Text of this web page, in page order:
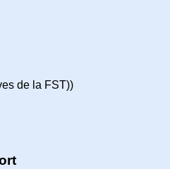
de la FST))